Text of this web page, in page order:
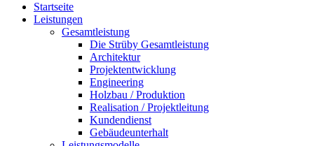
Startseite
Leistungen
Gesamtleistung
Die Strüby Gesamtleistung
Architektur
Projektentwicklung
Engineering
Holzbau / Produktion
Realisation / Projektleitung
Kundendienst
Gebäudeunterhalt